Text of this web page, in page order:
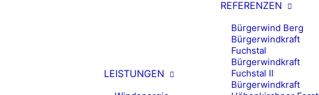
LEISTUNGEN
REFERENZEN
Bürgerwind Berg
Bürgerwindkraft
Fuchstal
Bürgerwindkraft
Fuchstal II
Bürgerwindkraft